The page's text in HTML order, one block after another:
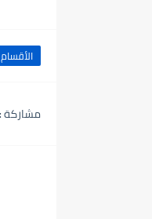
الأقسام